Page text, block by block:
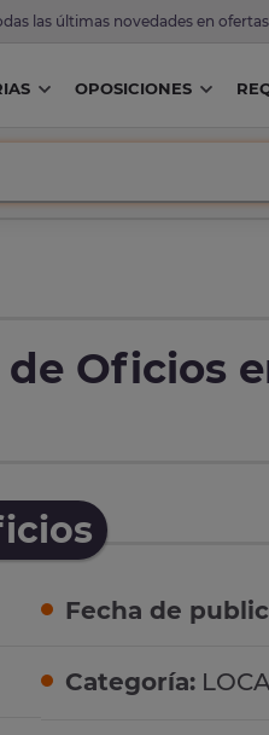
las últimas novedades en
OPOSICIONES
Oficios
Fecha de
Categoría: